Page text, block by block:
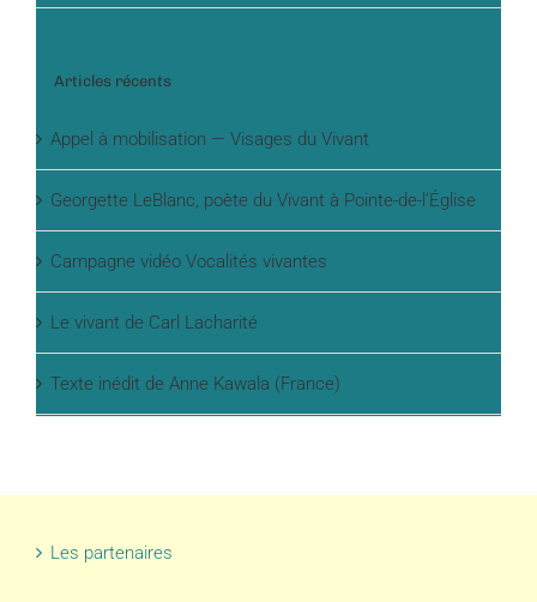
Articles récents
Appel à mobilisation — Visages du Vivant
Georgette LeBlanc, poète du Vivant à Pointe-de-l’Église
Campagne vidéo Vocalités vivantes
Le vivant de Carl Lacharité
Texte inédit de Anne Kawala (France)
Les partenaires